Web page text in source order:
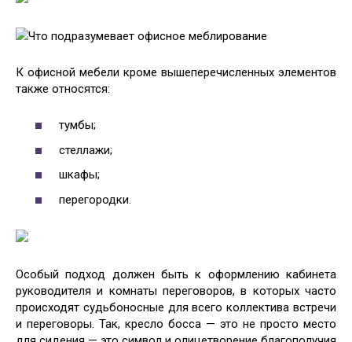
Что подразумевает офисное меблирование
К офисной мебели кроме вышеперечисленных элементов
также относятся:
тумбы;
стеллажи;
шкафы;
перегородки.
Особый подход должен быть к оформлению кабинета
руководителя и комнаты переговоров, в которых часто
происходят судьбоносные для всего коллектива встречи
и переговоры. Так, кресло босса — это не просто место